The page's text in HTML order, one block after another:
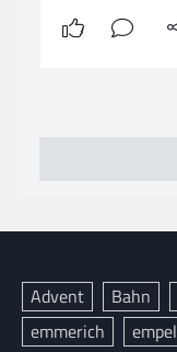
Advent Bahn
emmerich
empel